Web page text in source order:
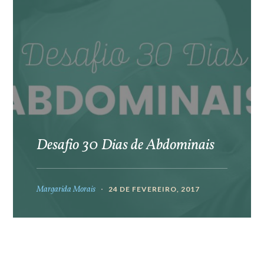
Desafio 30 Dias de Abdominais
Margarida Morais 24 DE FEVEREIRO, 2017